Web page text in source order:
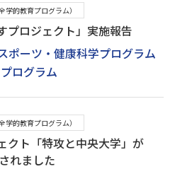
学的教育プログラム）
プロジェクト」実施報告
ポーツ・健康科学プログラム
ログラム
学的教育プログラム）
クト「特攻と中央大学」が
れました